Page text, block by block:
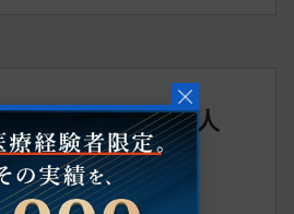
師転職動向・求人